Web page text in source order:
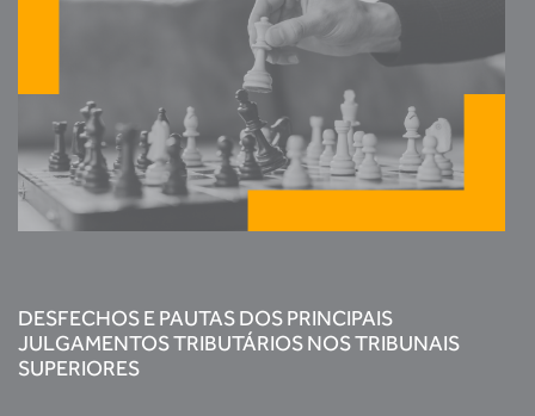
DESFECHOS E PAUTAS DOS PRINCIPAIS
JULGAMENTOS TRIBUTÁRIOS NOS TRIBUNAIS
SUPERIORES